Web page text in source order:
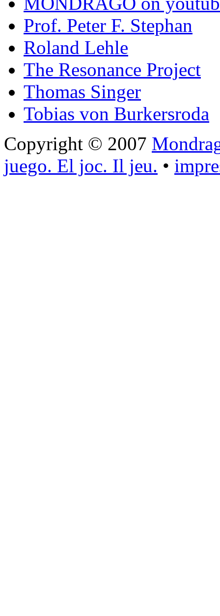
Prof. Peter F. Stephan
Roland Lehle
The Resonance Project
Thomas Singer
Tobias von Burkersroda
Copyright © 2007
juego. El joc. Il jeu. •